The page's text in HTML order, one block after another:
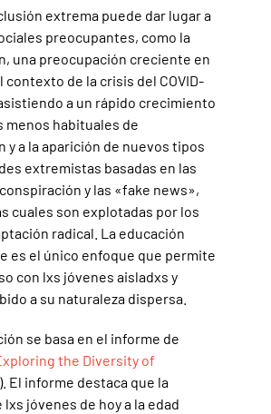
extrema puede dar lugar a
preocupantes, como la
una preocupación creciente en
contexto de la crisis del COVID-
a un rápido crecimiento
menos habituales de
y a la aparición de nuevos tipos
extremistas basadas en las
y las «fake news»,
cuales son explotadas por los
radical. La educación
es el único enfoque que permite
con lxs jóvenes aisladxs y
a su naturaleza dispersa.
se basa en el informe de
the Diversity of
El informe destaca que la
jóvenes de hoy a la edad